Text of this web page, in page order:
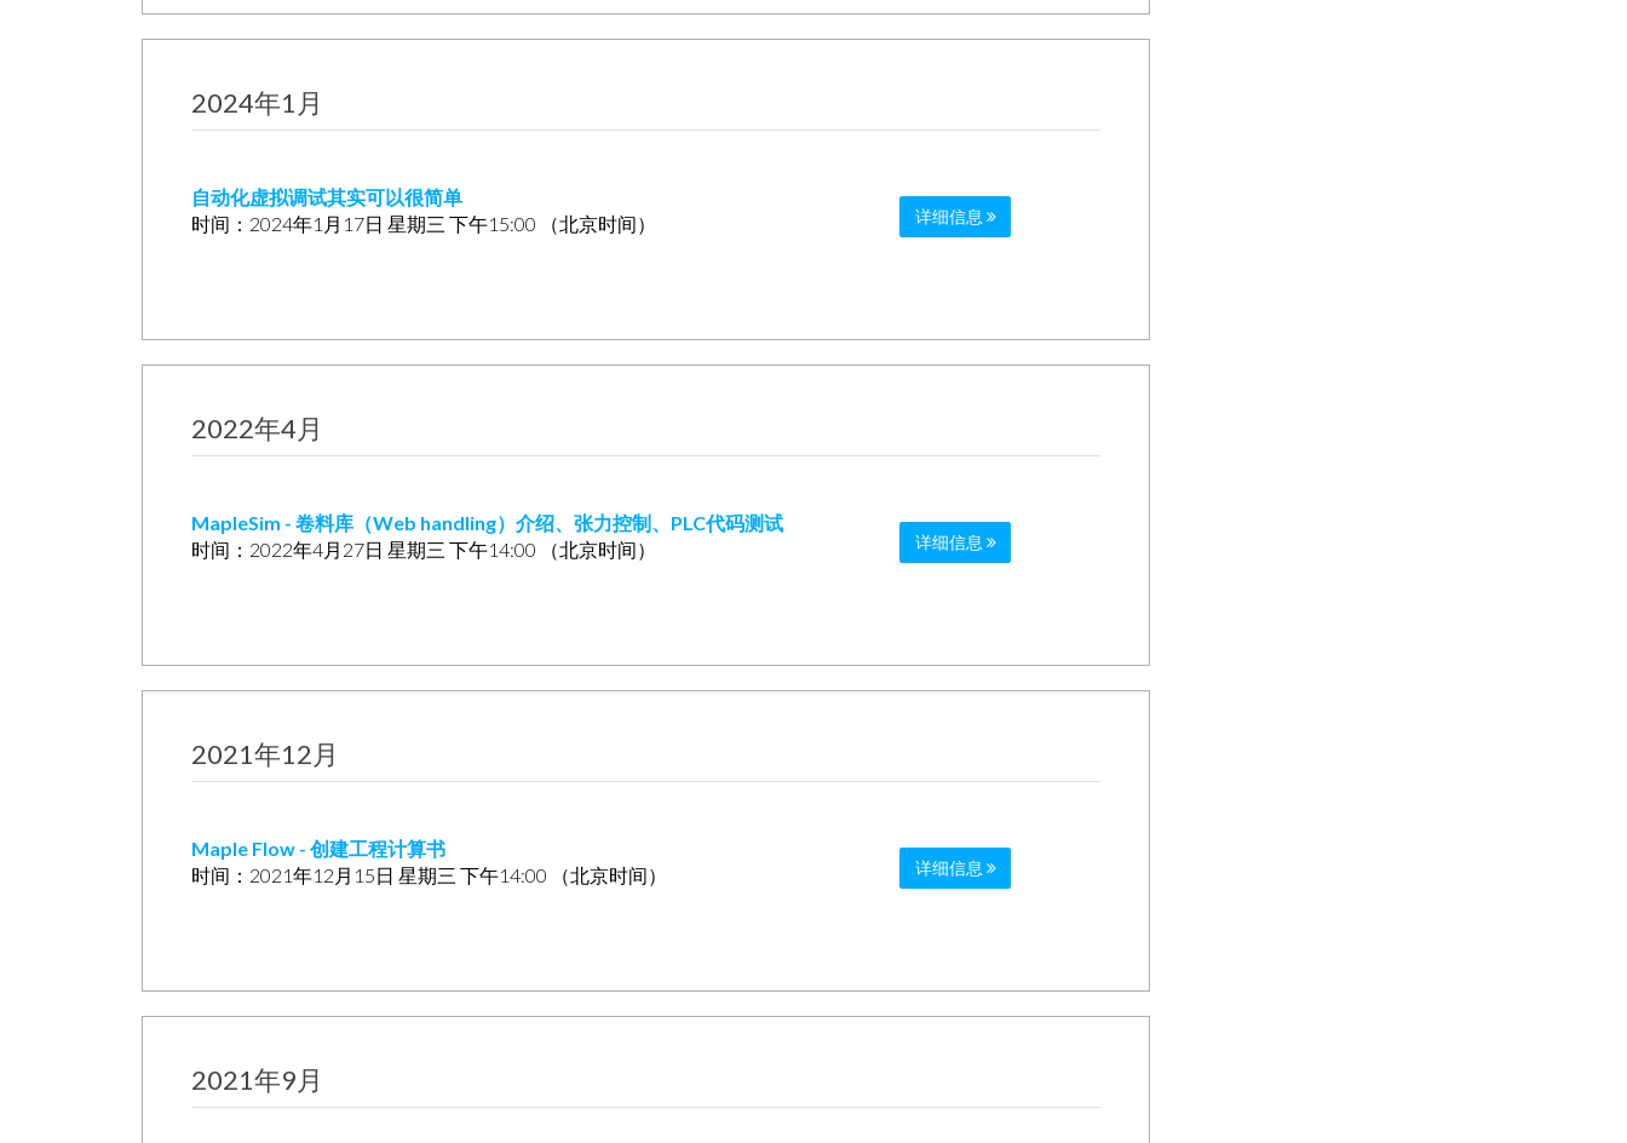
2024年1月
自动化虚拟调试其实可以很简单
时间：2024年1月17日 星期三 下午15:00 （北京时间）
详细信息
2022年4月
MapleSim - 卷料库（Web handling）介绍、张力控制、PLC代码测试
时间：2022年4月27日 星期三 下午14:00 （北京时间）
详细信息
2021年12月
Maple Flow - 创建工程计算书
时间：2021年12月15日 星期三 下午14:00 （北京时间）
详细信息
2021年9月